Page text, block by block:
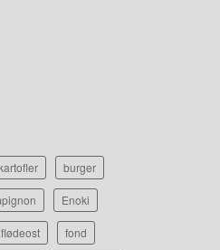
burger
Enoki
flødeost fond